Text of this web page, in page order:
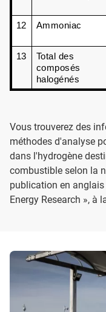
12 Ammoniac
13
Total des
composés
halogénés
Vous trouverez des
méthodes d'analyse
dans l'hydrogène
combustible selon la
publication en
Energy Research », à